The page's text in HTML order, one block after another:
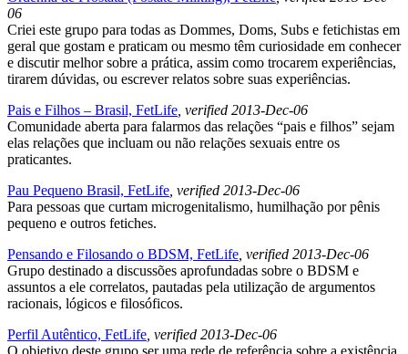
06
Criei este grupo para todas as Dommes, Doms, Subs e fetichistas em
geral que gostam e praticam ou mesmo têm curiosidade em conhecer
e discutir melhor sobre a prática, assim como trocarem experiências,
tirarem dúvidas, ou escrever relatos sobre suas experiências.
Pais e Filhos – Brasil, FetLife , verified 2013-Dec-06
Comunidade aberta para falarmos das relações “pais e filhos” sejam
elas relações que incluam ou não relações sexuais entre os
praticantes.
Pau Pequeno Brasil, FetLife , verified 2013-Dec-06
Para pessoas que curtam microgenitalismo, humilhação por pênis
pequeno e outros fetiches.
Pensando e Filosando o BDSM, FetLife , verified 2013-Dec-06
Grupo destinado a discussões aprofundadas sobre o BDSM e
assuntos a ele correlatos, pautadas pela utilização de argumentos
racionais, lógicos e filosóficos.
Perfil Autêntico, FetLife , verified 2013-Dec-06
O objetivo deste grupo ser uma rede de referência sobre a existência